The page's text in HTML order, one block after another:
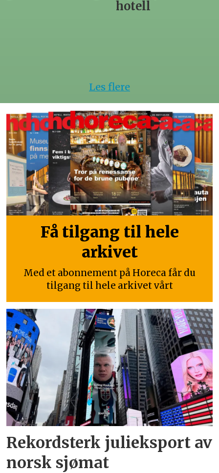
Les flere
Få tilgang til hele
arkivet
Med et abonnement på Horeca får du
tilgang til hele arkivet vårt
Rekordsterk julieksport av
norsk sjømat